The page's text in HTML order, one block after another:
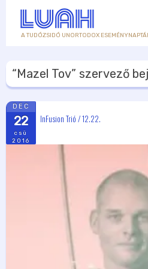
A TUDÓZSIDÓ UNORTODOX
“Mazel Tov” szervező
DEC
22
csü
2016
InFusion Trió / 12.22.